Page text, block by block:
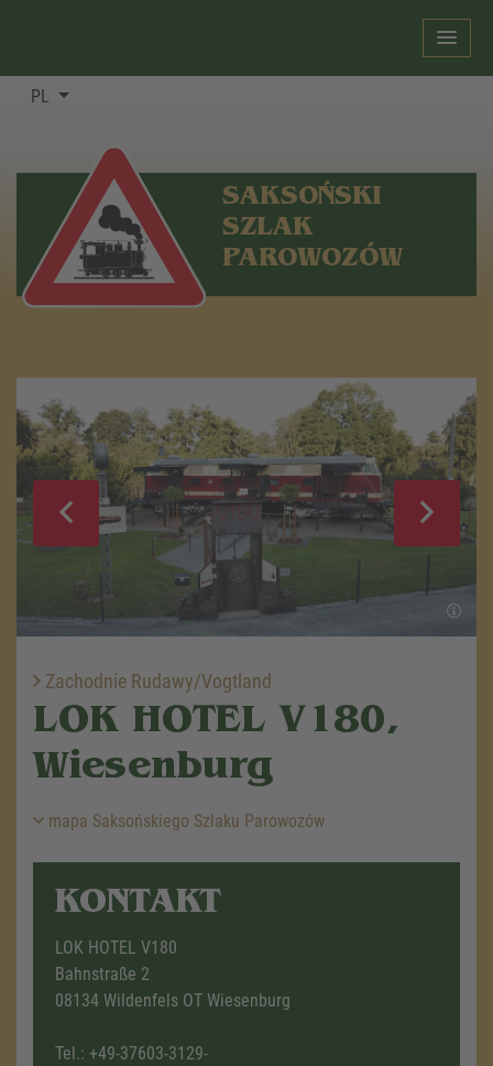
PL
SAKSOŃSKI
SZLAK
PAROWOZÓW
Zachodnie Rudawy/Vogtland
LOK HOTEL V180,
Wiesenburg
mapa Saksońskiego Szlaku Parowozów
KONTAKT
LOK HOTEL V180
Bahnstraße 2
08134 Wildenfels OT Wiesenburg
Tel.: +49-37603-3129-